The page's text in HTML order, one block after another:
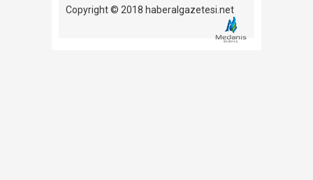
Copyright © 2018 haberalgazetesi.net